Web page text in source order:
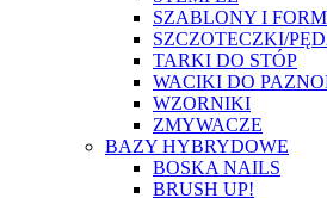
SZABLONY I
SZCZOTECZKI/
TARKI DO STÓP
WACIKI DO
WZORNIKI
ZMYWACZE
BAZY HYBRYDOWE
BOSKA NAILS
BRUSH UP!